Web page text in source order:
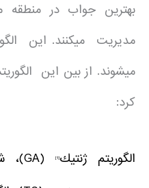
بهترين جواب در منطقه
مديريت ميكنند. اين
ميشوند. از بين اين
كرد:
الگوريتم ژنتيك[1] (GA)، شبيه سازي آنيلينگ